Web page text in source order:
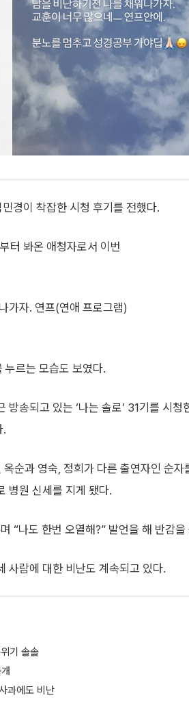
경이 착잡한 시청 후기를 전했다.
터 봐온 애청자로서 이번
가자. 연프(연애 프로그램)
누르는 모습도 보였다.
송되고 있는 ‘나는 솔로’ 31기를 시청
.
순과 영숙, 정희가 다른 출연자인 순
병원 신세를 지게 됐다.
“나도 한번 오열해?” 발언을 해 반감을
사람에 대한 비난도 계속되고 있다.
기 솔솔
과에도 비난